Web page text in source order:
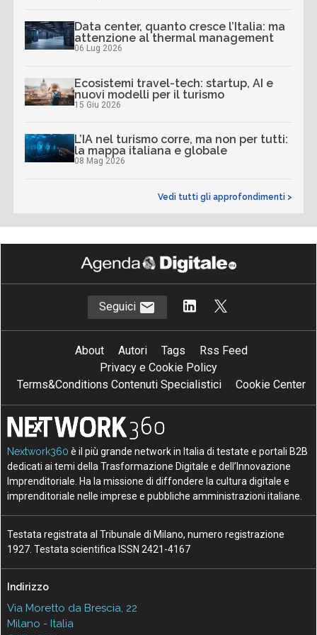
Data center, quanto cresce l’Italia: ma
attenzione al thermal management
06 Lug 2026
Ecosistemi travel-tech: startup, AI e
nuovi modelli per il turismo
15 Giu 2026
L’IA nel turismo corre, ma non per tutti:
la mappa italiana e globale
08 Mag 2026
Vedi tutti gli approfondimenti >
Seguici
About Autori Tags
Rss Feed
Privacy e Cookie Policy
Terms&Conditions Contenuti Specialistici
Cookie Center
Nextwork360 è il più grande network in Italia di testate e portali B2B
dedicati ai temi della Trasformazione Digitale e dell’Innovazione
Imprenditoriale. Ha la missione di diffondere la cultura digitale e
imprenditoriale nelle imprese e pubbliche amministrazioni italiane.
Testata registrata al Tribunale di Milano, numero registrazione
1927. Testata scientifica ISSN 2421-4167
Indirizzo
Via Moretto da Brescia, 22
Milano - Italia